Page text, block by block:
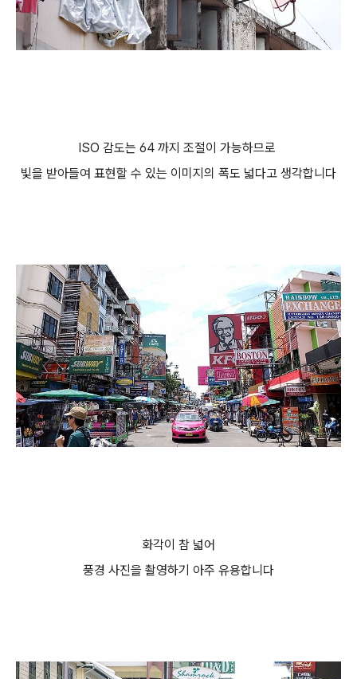
ISO 감도는 64 까지 조절이 가능하므로
빛을 받아들여 표현할 수 있는 이미지의 폭도 넓다고 생각합니다
화각이 참 넓어
풍경 사진을 촬영하기 아주 유용합니다